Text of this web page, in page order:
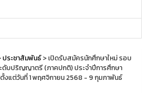
ประชาสัมพันธ์> เปิดรับสมัครนักศึกษาใหม่ รอบ
ดับปริญญาตรี (ภาคปกติ) ประจำปีการศึกษา
งแต่วันที่ 1 พฤศจิกายน 2568 - 9 กุมภาพันธ์